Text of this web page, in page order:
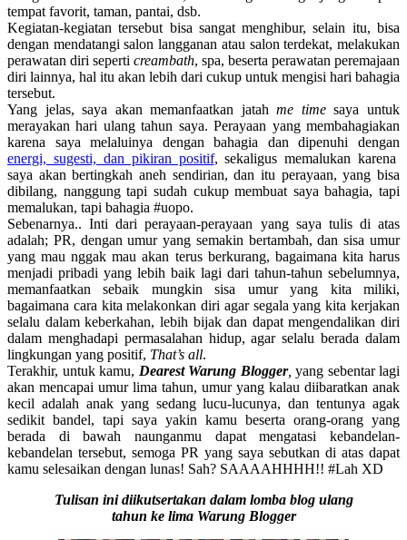
tempat favorit, taman, pantai, dsb.
Kegiatan-kegiatan tersebut bisa sangat menghibur, selain itu, bisa
dengan mendatangi salon langganan atau salon terdekat, melakukan
perawatan diri seperti creambath, spa, beserta perawatan peremajaan
diri lainnya, hal itu akan lebih dari cukup untuk mengisi hari bahagia
tersebut.
Yang jelas, saya akan memanfaatkan jatah me timesaya untuk
merayakan hari ulang tahun saya. Perayaan yang membahagiakan
karena saya melaluinya dengan bahagia dan dipenuhi dengan
energi, sugesti, dan pikiran positif, sekaligus memalukan karena
saya akan bertingkah aneh sendirian, dan itu perayaan, yang bisa
dibilang, nanggung tapi sudah cukup membuat saya bahagia, tapi
memalukan, tapi bahagia #uopo.
Sebenarnya.. Inti dari perayaan-perayaan yang saya tulis di atas
adalah; PR, dengan umur yang semakin bertambah, dan sisa umur
yang mau nggak mau akan terus berkurang, bagaimana kita harus
menjadi pribadi yang lebih baik lagi dari tahun-tahun sebelumnya,
memanfaatkan sebaik mungkin sisa umur yang kita miliki,
bagaimana cara kita melakonkan diri agar segala yang kita kerjakan
selalu dalam keberkahan, lebih bijak dan dapat mengendalikan diri
dalam menghadapi permasalahan hidup, agar selalu berada dalam
lingkungan yang positif, That’s all.
Terakhir, untuk kamu, Dearest Warung Blogger, yang sebentar lagi
akan mencapai umur lima tahun, umur yang kalau diibaratkan anak
kecil adalah anak yang sedang lucu-lucunya, dan tentunya agak
sedikit bandel, tapi saya yakin kamu beserta orang-orang yang
berada di bawah naunganmu dapat mengatasi kebandelan-
kebandelan tersebut, semoga PR yang saya sebutkan di atas dapat
kamu selesaikan dengan lunas! Sah? SAAAAHHHH!! #Lah XD
Tulisan ini diikutsertakan dalam lomba blog ulang
tahun ke lima Warung Blogger